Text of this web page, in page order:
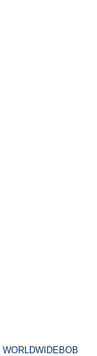
WORLDWIDEBOB